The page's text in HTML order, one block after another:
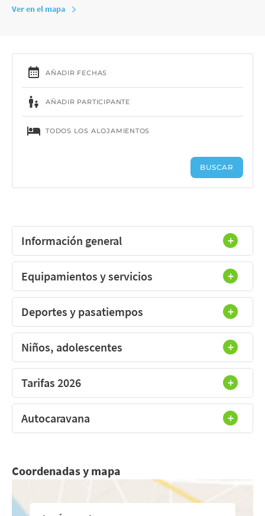
Ver en el mapa
Información general
Equipamientos y servicios
Deportes y pasatiempos
Niños, adolescentes
Tarifas 2026
Autocaravana
Coordenadas y mapa